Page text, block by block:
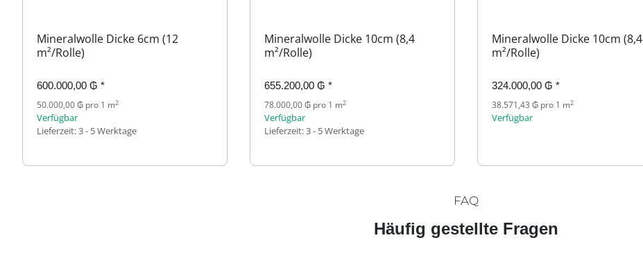
Mineralwolle Dicke 6cm (12
m²/Rolle)
600.000,00 ₲ *
50.000,00 ₲ pro 1 m2
Verfügbar
Lieferzeit:3 - 5 Werktage
Mineralwolle Dicke 10cm (8,4
m²/Rolle)
655.200,00 ₲ *
78.000,00 ₲ pro 1 m2
Verfügbar
Lieferzeit:3 - 5 Werktage
Mineralwolle Dicke 10cm (8,4
m²/Rolle)
324.000,00 ₲ *
38.571,43 ₲ pro 1 m2
Verfügbar
FAQ
Häufig gestellte Fragen